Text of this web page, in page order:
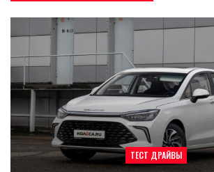
ТЕСТ ДРАЙВЫ